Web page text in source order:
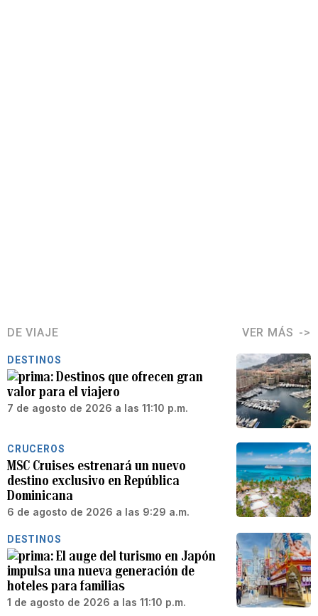
DE VIAJE VER MÁS
DESTINOS
Destinos que ofrecen gran
valor para el viajero
7 de agosto de 2026 a las 11:10 p.m.
CRUCEROS
MSC Cruises estrenará un nuevo
destino exclusivo en República
Dominicana
6 de agosto de 2026 a las 9:29 a.m.
DESTINOS
El auge del turismo en Japón
impulsa una nueva generación de
hoteles para familias
1 de agosto de 2026 a las 11:10 p.m.